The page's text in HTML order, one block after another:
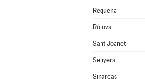
Requena
Rótova
Sant Joanet
Senyera
Sinarcas